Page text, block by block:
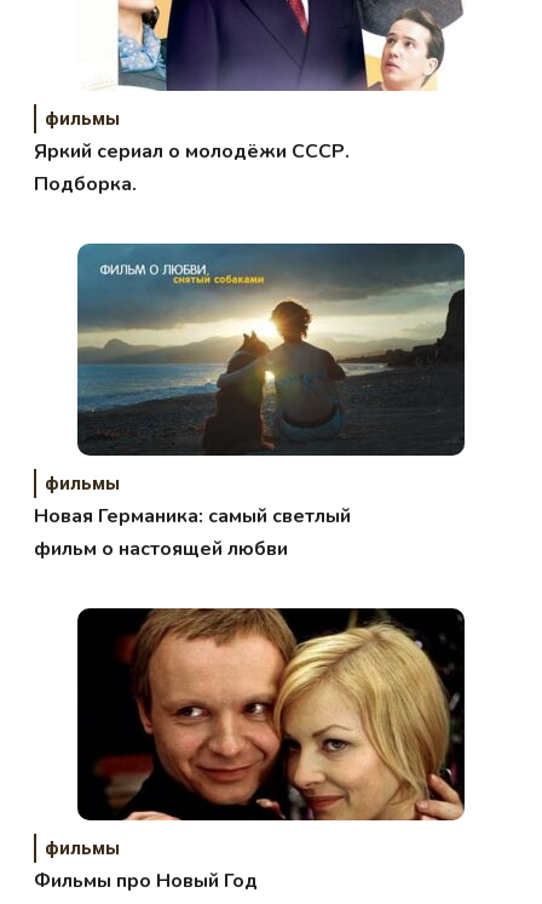
фильмы
Яркий сериал о молодёжи СССР.
Подборка.
фильмы
Новая Германика: самый светлый
фильм о настоящей любви
фильмы
Фильмы про Новый Год